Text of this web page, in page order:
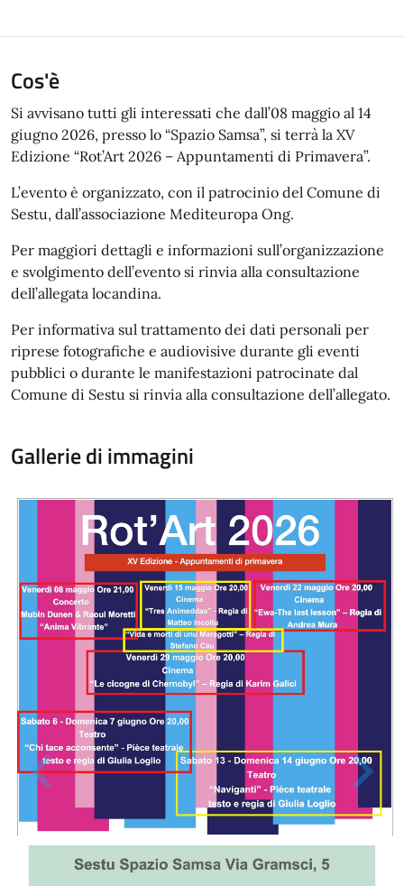
Cos'è
Si avvisano tutti gli interessati che dall’08 maggio al 14
giugno 2026, presso lo “Spazio Samsa”, si terrà la XV
Edizione “Rot’Art 2026 – Appuntamenti di Primavera”.
L’evento è organizzato, con il patrocinio del Comune di
Sestu, dall’associazione Mediteuropa Ong.
Per maggiori dettagli e informazioni sull’organizzazione
e svolgimento dell’evento si rinvia alla consultazione
dell’allegata locandina.
Per informativa sul trattamento dei dati personali per
riprese fotografiche e audiovisive durante gli eventi
pubblici o durante le manifestazioni patrocinate dal
Comune di Sestu si rinvia alla consultazione dell’allegato.
Gallerie di immagini